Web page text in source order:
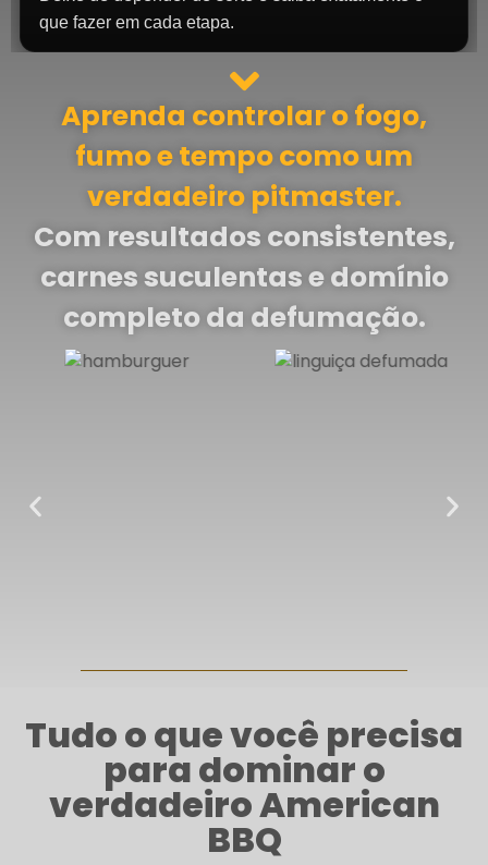
que fazer em cada etapa.
Aprenda controlar o fogo,
fumo e tempo como um
verdadeiro pitmaster.
Com resultados consistentes,
carnes suculentas e domínio
completo da defumação.
Tudo o que você precisa
para dominar o
verdadeiro American
BBQ